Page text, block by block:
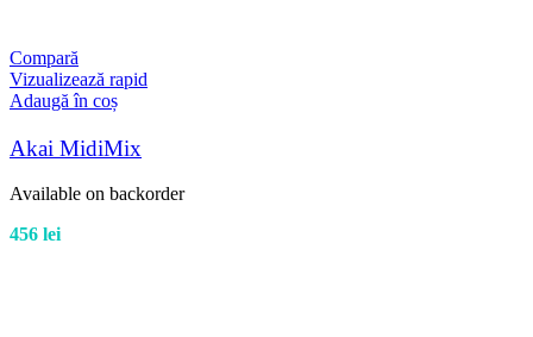
Compară
Vizualizează rapid
Adaugă în coș
Akai MidiMix
Available on backorder
456 lei